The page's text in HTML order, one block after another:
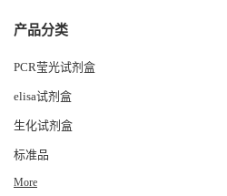
产品分类
PCR莹光试剂盒
elisa试剂盒
生化试剂盒
标准品
More